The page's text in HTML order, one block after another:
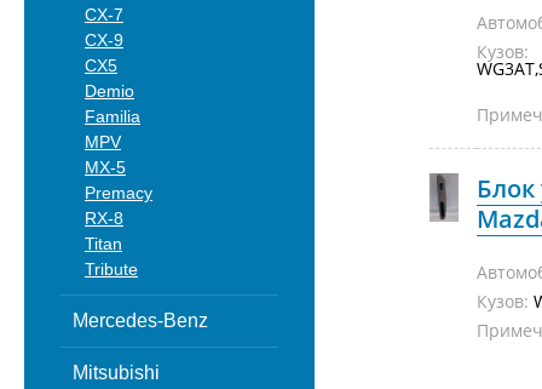
CX-7
CX-9
CX5
Demio
Familia
MPV
MX-5
Premacy
RX-8
Titan
Tribute
Mercedes-Benz
Mitsubishi
Кузов:
Кузов: